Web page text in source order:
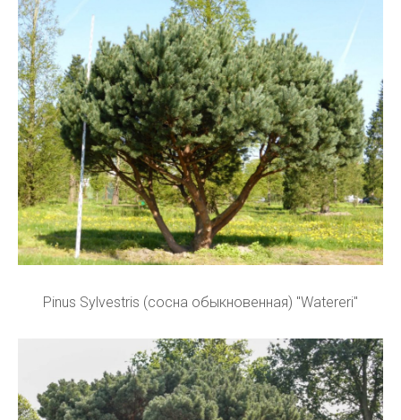
Pinus Sylvestris (сосна обыкновенная) "Watereri"